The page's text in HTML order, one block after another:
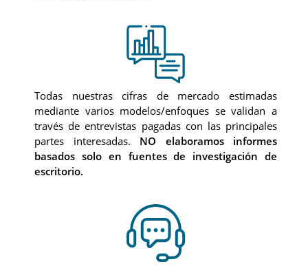
Todas nuestras cifras de mercado estimadas
mediante varios modelos/enfoques se validan a
través de entrevistas pagadas con las principales
partes interesadas. NO elaboramos informes
basados solo en fuentes de investigación de
escritorio.